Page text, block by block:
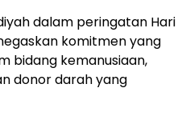
dalam peringatan Hari
komitmen yang
bidang kemanusiaan,
donor darah yang